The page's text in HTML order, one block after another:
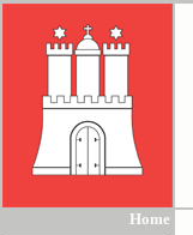
Home